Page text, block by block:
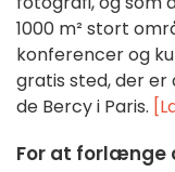
1000 m² stort
konferencer og
gratis sted, der
de Bercy i Paris.
For at forlænge